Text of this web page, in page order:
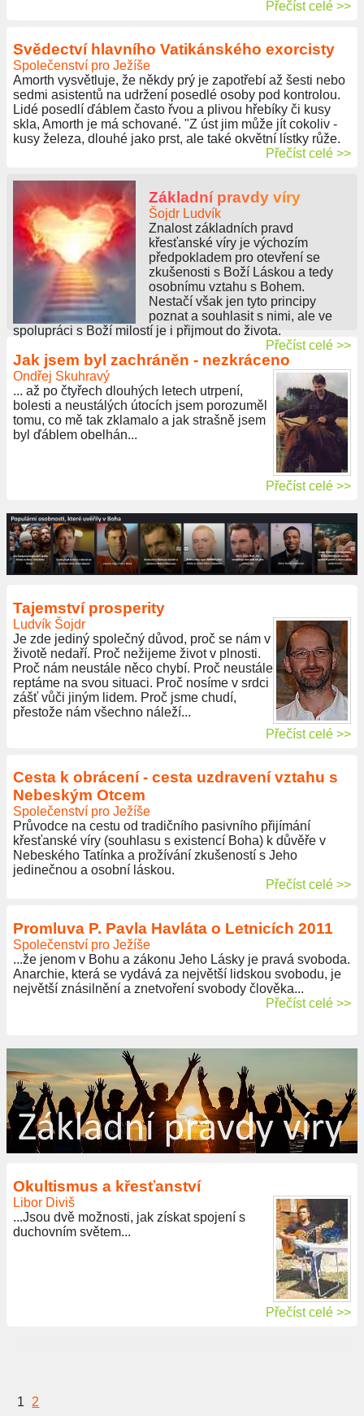
Přečíst celé >>
Svědectví hlavního Vatikánského exorcisty
Společenství pro Ježíše
Amorth vysvětluje, že někdy prý je zapotřebí až šesti nebo
sedmi asistentů na udržení posedlé osoby pod kontrolou.
Lidé posedlí ďáblem často řvou a plivou hřebíky či kusy
skla, Amorth je má schované. "Z úst jim může jít cokoliv -
kusy železa, dlouhé jako prst, ale také okvětní lístky růže.
Přečíst celé >>
Základní pravdy víry
Šojdr Ludvík
Znalost základních pravd
křesťanské víry je výchozím
předpokladem pro otevření se
zkušenosti s Boží Láskou a tedy
osobnímu vztahu s Bohem.
Nestačí však jen tyto principy
poznat a souhlasit s nimi, ale ve
spolupráci s Boží milostí je i přijmout do života.
Přečíst celé >>
Jak jsem byl zachráněn - nezkráceno
Ondřej Skuhravý
... až po čtyřech dlouhých letech utrpení,
bolesti a neustálých útocích jsem porozuměl
tomu, co mě tak zklamalo a jak strašně jsem
byl ďáblem obelhán...
Přečíst celé >>
Tajemství prosperity
Ludvík Šojdr
Je zde jediný společný důvod, proč se nám v
životě nedaří. Proč nežijeme život v plnosti.
Proč nám neustále něco chybí. Proč neustále
reptáme na svou situaci. Proč nosíme v srdci
zášť vůči jiným lidem. Proč jsme chudí,
přestože nám všechno náleží...
Přečíst celé >>
Cesta k obrácení - cesta uzdravení vztahu s
Nebeským Otcem
Společenství pro Ježíše
Průvodce na cestu od tradičního pasivního přijímání
křesťanské víry (souhlasu s existencí Boha) k důvěře v
Nebeského Tatínka a prožívání zkušeností s Jeho
jedinečnou a osobní láskou.
Přečíst celé >>
Promluva P. Pavla Havláta o Letnicích 2011
Společenství pro Ježíše
...že jenom v Bohu a zákonu Jeho Lásky je pravá svoboda.
Anarchie, která se vydává za největší lidskou svobodu, je
největší znásilnění a znetvoření svobody člověka...
Přečíst celé >>
Okultismus a křesťanství
Libor Diviš
...Jsou dvě možnosti, jak získat spojení s
duchovním světem...
Přečíst celé >>
1 2